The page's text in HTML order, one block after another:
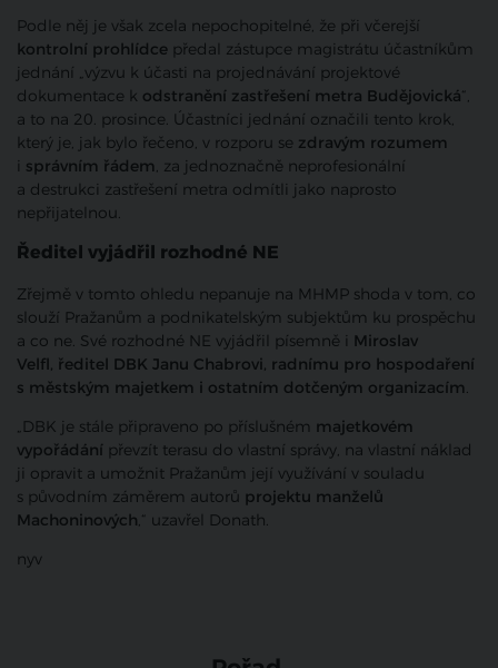
Podle něj je však zcela nepochopitelné, že při včerejší
kontrolní prohlídce předal zástupce magistrátu účastníkům
jednání „výzvu k účasti na projednávání projektové
dokumentace k odstranění zastřešení metra Budějovická“,
a to na 20. prosince. Účastníci jednání označili tento krok,
který je, jak bylo řečeno, v rozporu se zdravým rozumem
i správním řádem, za jednoznačně neprofesionální
a destrukci zastřešení metra odmítli jako naprosto
nepřijatelnou.
Ředitel vyjádřil rozhodné NE
Zřejmě v tomto ohledu nepanuje na MHMP shoda v tom, co
slouží Pražanům a podnikatelským subjektům ku prospěchu
a co ne. Své rozhodné NE vyjádřil písemně i Miroslav
Velfl, ředitel DBK Janu Chabrovi, radnímu pro hospodaření
s městským majetkem i ostatním dotčeným organizacím.
„DBK je stále připraveno po příslušném majetkovém
vypořádání převzít terasu do vlastní správy, na vlastní náklad
ji opravit a umožnit Pražanům její využívání v souladu
s původním záměrem autorů projektu manželů
Machoninových,“ uzavřel Donath.
nyv